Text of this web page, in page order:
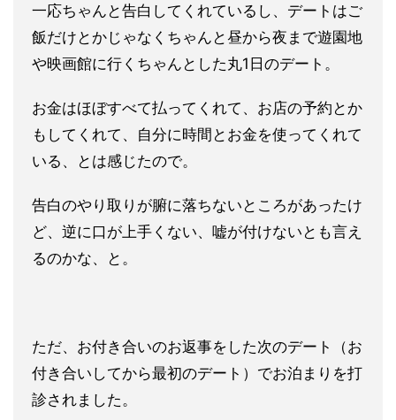
一応ちゃんと告白してくれているし、デートはご
飯だけとかじゃなくちゃんと昼から夜まで遊園地
や映画館に行くちゃんとした丸1日のデート。
お金はほぼすべて払ってくれて、お店の予約とか
もしてくれて、自分に時間とお金を使ってくれて
いる、とは感じたので。
告白のやり取りが腑に落ちないところがあったけ
ど、逆に口が上手くない、嘘が付けないとも言え
るのかな、と。
ただ、お付き合いのお返事をした次のデート（お
付き合いしてから最初のデート）でお泊まりを打
診されました。